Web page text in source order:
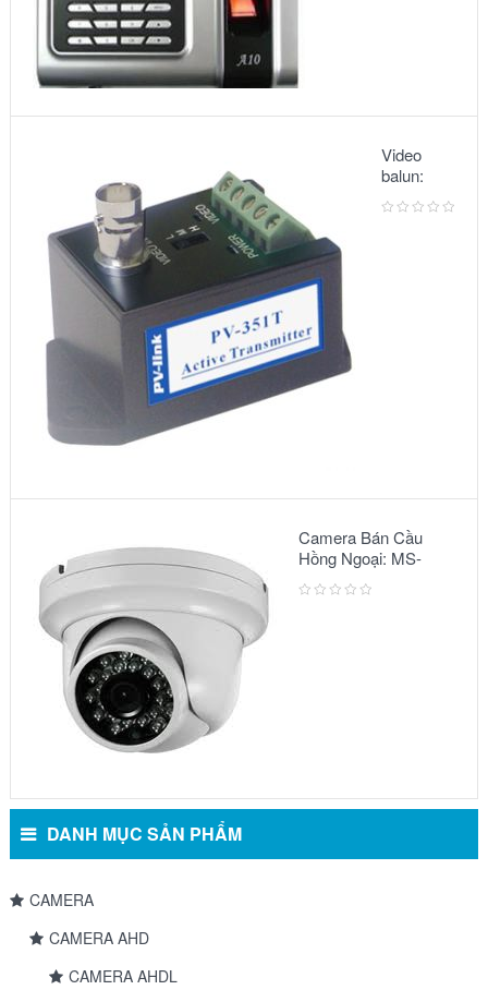
Video
balun:
METSUKI
MS-351T
Camera Bán Cầu
Hồng Ngoại: MS-
2303 IR
DANH MỤC SẢN PHẨM
CAMERA
CAMERA AHD
CAMERA AHDL